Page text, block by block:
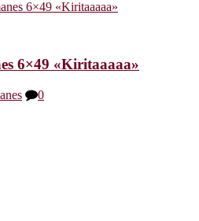
6×49 «Kiritaaaaa»
0